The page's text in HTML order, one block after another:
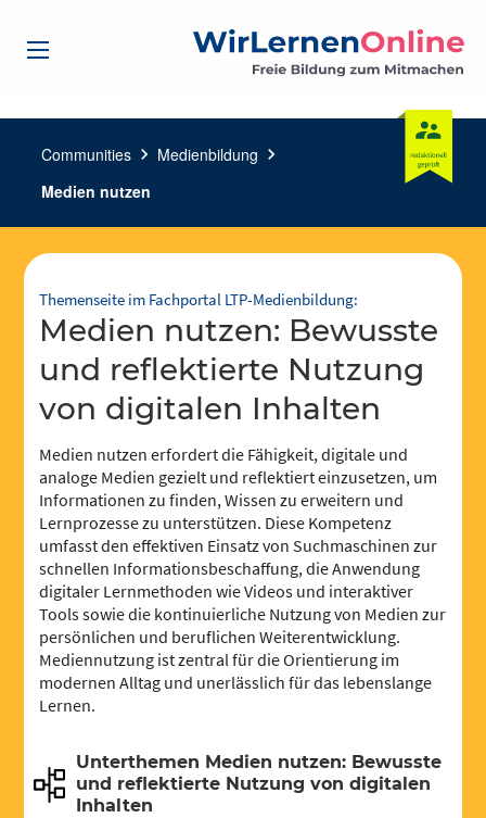
Communities chevron_right Medienbildung chevron_right
Medien nutzen
Themenseite im Fachportal LTP-Medienbildung:
Medien nutzen: Bewusste
und reflektierte Nutzung
von digitalen Inhalten
Medien nutzen erfordert die Fähigkeit, digitale und
analoge Medien gezielt und reflektiert einzusetzen, um
Informationen zu finden, Wissen zu erweitern und
Lernprozesse zu unterstützen. Diese Kompetenz
umfasst den effektiven Einsatz von Suchmaschinen zur
schnellen Informationsbeschaffung, die Anwendung
digitaler Lernmethoden wie Videos und interaktiver
Tools sowie die kontinuierliche Nutzung von Medien zur
persönlichen und beruflichen Weiterentwicklung.
Mediennutzung ist zentral für die Orientierung im
modernen Alltag und unerlässlich für das lebenslange
Lernen.
Unterthemen Medien nutzen: Bewusste
und reflektierte Nutzung von digitalen
Inhalten